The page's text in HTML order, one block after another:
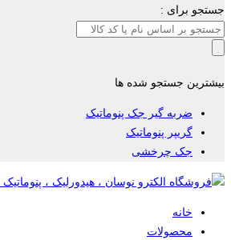
جستجو برای :
بیشترین جستجو شده ها
ضربه گیر جک پنوماتیک
گریپر پنوماتیک
جک چرخشی
خانه
محصولات